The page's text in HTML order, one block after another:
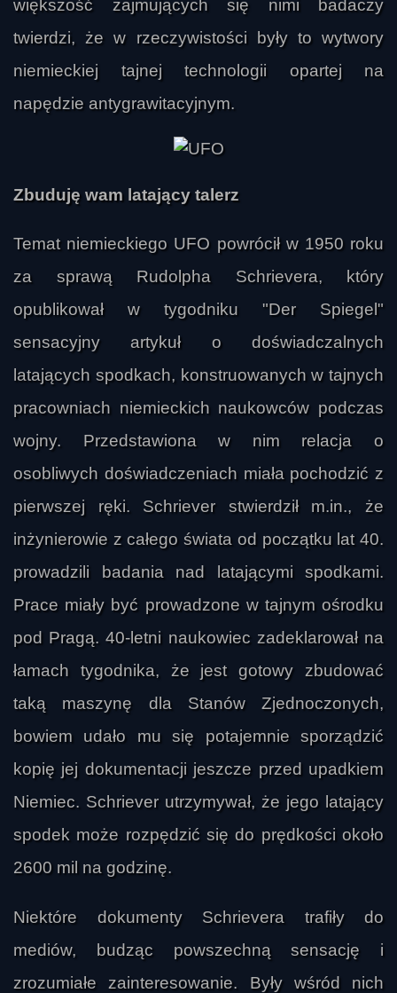
większość zajmujących się nimi badaczy
twierdzi, że w rzeczywistości były to wytwory
niemieckiej tajnej technologii opartej na
napędzie antygrawitacyjnym.
Zbuduję wam latający talerz
Temat niemieckiego UFO powrócił w 1950 roku
za sprawą Rudolpha Schrievera, który
opublikował w tygodniku "Der Spiegel"
sensacyjny artykuł o doświadczalnych
latających spodkach, konstruowanych w tajnych
pracowniach niemieckich naukowców podczas
wojny. Przedstawiona w nim relacja o
osobliwych doświadczeniach miała pochodzić z
pierwszej ręki. Schriever stwierdził m.in., że
inżynierowie z całego świata od początku lat 40.
prowadzili badania nad latającymi spodkami.
Prace miały być prowadzone w tajnym ośrodku
pod Pragą. 40-letni naukowiec zadeklarował na
łamach tygodnika, że jest gotowy zbudować
taką maszynę dla Stanów Zjednoczonych,
bowiem udało mu się potajemnie sporządzić
kopię jej dokumentacji jeszcze przed upadkiem
Niemiec. Schriever utrzymywał, że jego latający
spodek może rozpędzić się do prędkości około
2600 mil na godzinę.
Niektóre dokumenty Schrievera trafiły do
mediów, budząc powszechną sensację i
zrozumiałe zainteresowanie. Były wśród nich